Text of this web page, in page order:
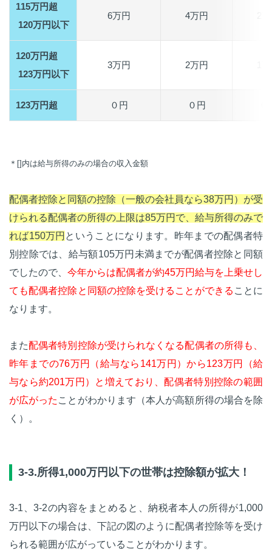
115万円超
120万円以下
6万円 4万円
120万円超
123万円以下
3万円 2万円
123万円超 ０円 ０円
＊[]内は給与所得のみの場合の収入金額
配偶者控除と同額の控除（一般の会社員なら38万円）が受
けられる配偶者の所得の上限は85万円で、給与所得のみで
れば150万円 ということになります。昨年までの配偶者特
別控除では、給与額105万円未満までが配偶者控除と同額
でしたので、 今年からは配偶者が約45万円給与を上乗せし
ても配偶者控除と同額の控除を受けることができる ことに
なります。
また配偶者特別控除が受けられなくなる配偶者の所得も、
昨年までの76万円（給与なら141万円）から123万円（給
与なら約201万円）と増えており、配偶者特別控除の範囲
が広がった ことがわかります（本人が高額所得の場合を除
く）。
3-3.所得1,000万円以下の世帯は控除額が拡大！
3-1、3-2の内容をまとめると、納税者本人の所得が1,000
万円以下の場合は、下記の図のように配偶者控除等を受け
られる範囲が広がっていることがわかります。